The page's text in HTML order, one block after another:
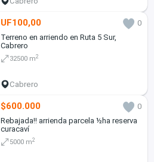
UF100,00
0
Terreno en arriendo en Ruta 5 Sur,
Cabrero
32500 m2
Cabrero
$600.000
0
Rebajada!! arrienda parcela ½ha reserva
curacaví
5000 m2